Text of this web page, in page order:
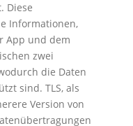
Diese
Informationen,
App und dem
zwei
die Daten
sind. TLS, als
Version von